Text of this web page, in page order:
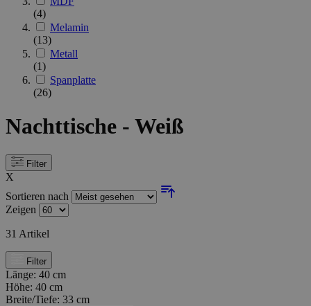
(4)
Melamin
(13)
Metall
(1)
Spanplatte
(26)
Nachttische - Weiß
Filter
X
Sortieren nach
Zeigen
31 Artikel
Filter
Länge: 40 cm
Höhe: 40 cm
Breite/Tiefe: 33 cm